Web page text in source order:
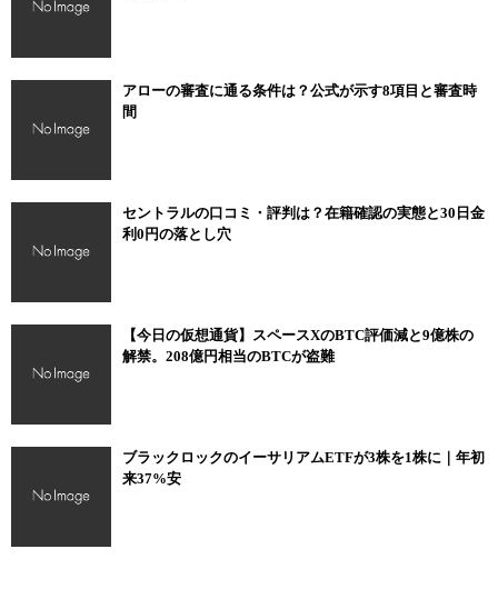
アローの審査に通る条件は？公式が示す8項目と審査時
間
セントラルの口コミ・評判は？在籍確認の実態と30日金
利0円の落とし穴
【今日の仮想通貨】スペースXのBTC評価減と9億株の
解禁。208億円相当のBTCが盗難
ブラックロックのイーサリアムETFが3株を1株に｜年初
来37%安